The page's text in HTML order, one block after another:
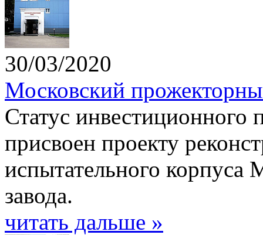
30/03/2020
Московский
Статус инвестиционного
присвоен проекту
испытательного корпуса
завода.
читать дальше »